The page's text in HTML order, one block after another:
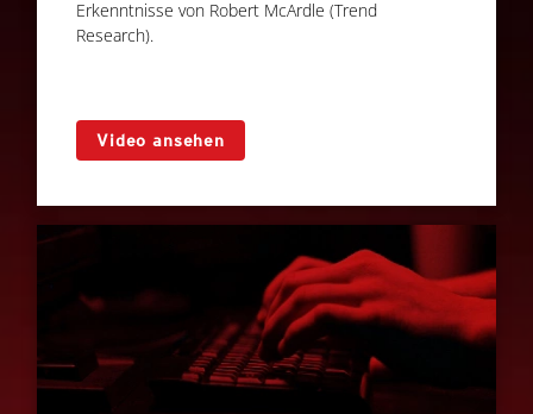
Erkenntnisse von Robert McArdle (Trend
Research).
Video ansehen